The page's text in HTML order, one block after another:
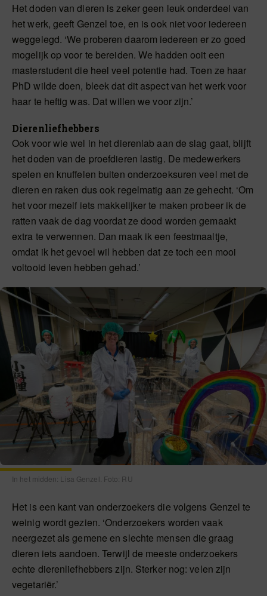
Het doden van dieren is zeker geen leuk onderdeel van
het werk, geeft Genzel toe, en is ook niet voor iedereen
weggelegd. ‘We proberen daarom iedereen er zo goed
mogelijk op voor te bereiden. We hadden ooit een
masterstudent die heel veel potentie had. Toen ze haar
PhD wilde doen, bleek dat dit aspect van het werk voor
haar te heftig was. Dat willen we voor zijn.’
Dierenliefhebbers
Ook voor wie wel in het dierenlab aan de slag gaat, blijft
het doden van de proefdieren lastig. De medewerkers
spelen en knuffelen buiten onderzoeksuren veel met de
dieren en raken dus ook regelmatig aan ze gehecht. ‘Om
het voor mezelf iets makkelijker te maken probeer ik de
ratten vaak de dag voordat ze dood worden gemaakt
extra te verwennen. Dan maak ik een feestmaaltje,
omdat ik het gevoel wil hebben dat ze toch een mooi
voltooid leven hebben gehad.’
In het midden: Lisa Genzel. Foto: RU
Het is een kant van onderzoekers die volgens Genzel te
weinig wordt gezien. ‘Onderzoekers worden vaak
neergezet als gemene en slechte mensen die graag
dieren iets aandoen. Terwijl de meeste onderzoekers
echte dierenliefhebbers zijn. Sterker nog: velen zijn
vegetariër.’